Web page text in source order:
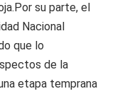
su parte, el
Nacional
que lo
de la
etapa temprana